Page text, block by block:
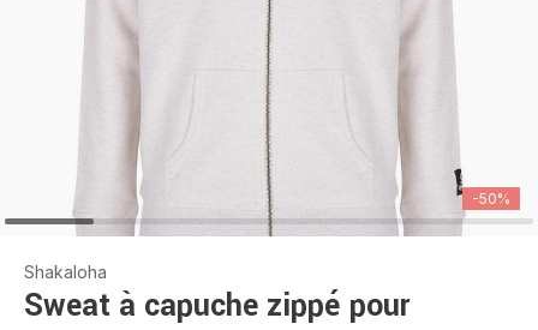
-50%
Shakaloha
Sweat à capuche zippé pour